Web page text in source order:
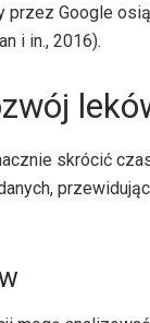
Google
i in., 2016).
skrócić